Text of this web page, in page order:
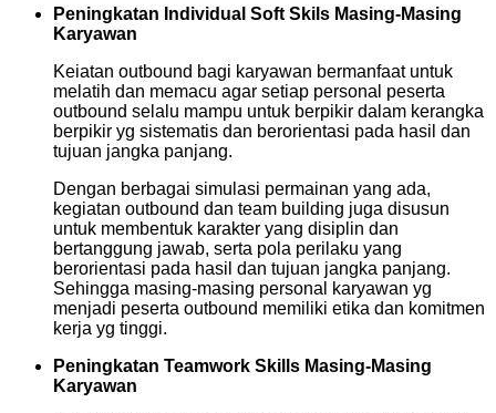
Peningkatan Individual Soft Skils Masing-Masing
Karyawan
Keiatan outbound bagi karyawan bermanfaat untuk
melatih dan memacu agar setiap personal peserta
outbound selalu mampu untuk berpikir dalam kerangka
berpikir yg sistematis dan berorientasi pada hasil dan
tujuan jangka panjang.
Dengan berbagai simulasi permainan yang ada,
kegiatan outbound dan team building juga disusun
untuk membentuk karakter yang disiplin dan
bertanggung jawab, serta pola perilaku yang
berorientasi pada hasil dan tujuan jangka panjang.
Sehingga masing-masing personal karyawan yg
menjadi peserta outbound memiliki etika dan komitmen
kerja yg tinggi.
Peningkatan Teamwork Skills Masing-Masing
Karyawan